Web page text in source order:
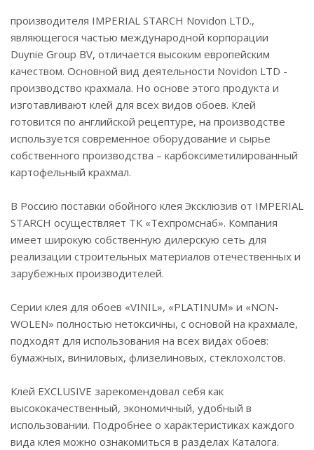
производителя IMPERIAL STARCH Novidon LTD.,
являющегося частью международной корпорации
Duynie Group BV, отличается высоким европейским
качеством. Основной вид деятельности Novidon LTD -
производство крахмала. Но основе этого продукта и
изготавливают клей для всех видов обоев. Клей
готовится по английской рецептуре, на производстве
используется современное оборудование и сырье
собственного производства – карбоксиметилированный
картофельный крахмал.
В Россию поставки обойного клея Эксклюзив от IMPERIAL
STARCH осуществляет ТК «Техпромснаб». Компания
имеет широкую собственную дилерскую сеть для
реализации строительных материалов отечественных и
зарубежных производителей.
Серии клея для обоев «VINIL», «PLATINUM» и «NON-
WOLEN» полностью нетоксичны, с основой на крахмале,
подходят для использования на всех видах обоев:
бумажных, виниловых, флизелиновых, стеклохолстов.
Клей EXСLUSIVE зарекомендовал себя как
высококачественный, экономичный, удобный в
использовании. Подробнее о характеристиках каждого
вида клея можно ознакомиться в разделах Каталога.